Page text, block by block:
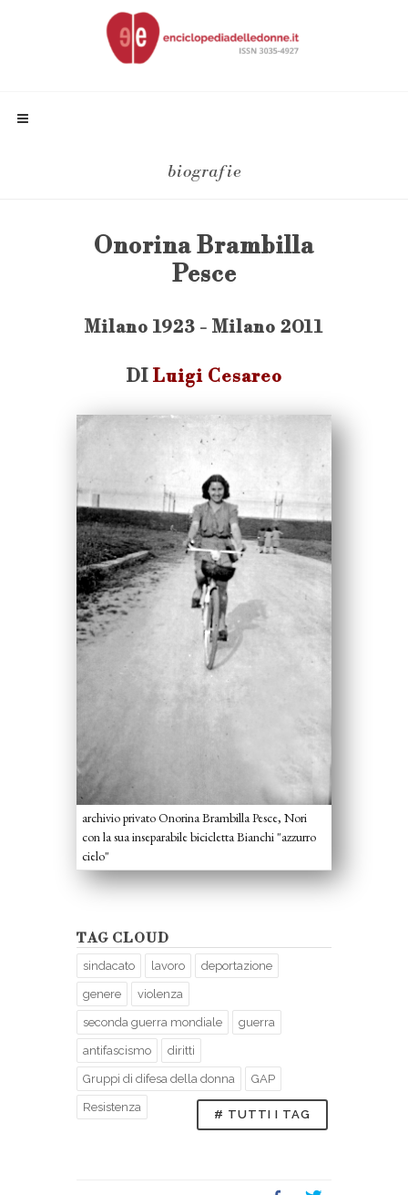
biografie
Onorina Brambilla
Pesce
Milano 1923 - Milano 2011
DI Luigi Cesareo
archivio privato Onorina Brambilla Pesce, Nori
con la sua inseparabile bicicletta Bianchi "azzurro
cielo"
TAG CLOUD
sindacato lavoro deportazione
genere violenza
seconda guerra mondiale guerra
antifascismo diritti
Gruppi di difesa della donna GAP
Resistenza
# TUTTI I TAG